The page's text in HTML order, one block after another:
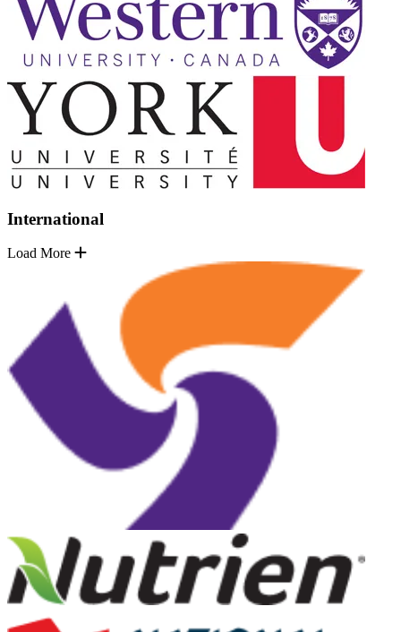
International
Load More